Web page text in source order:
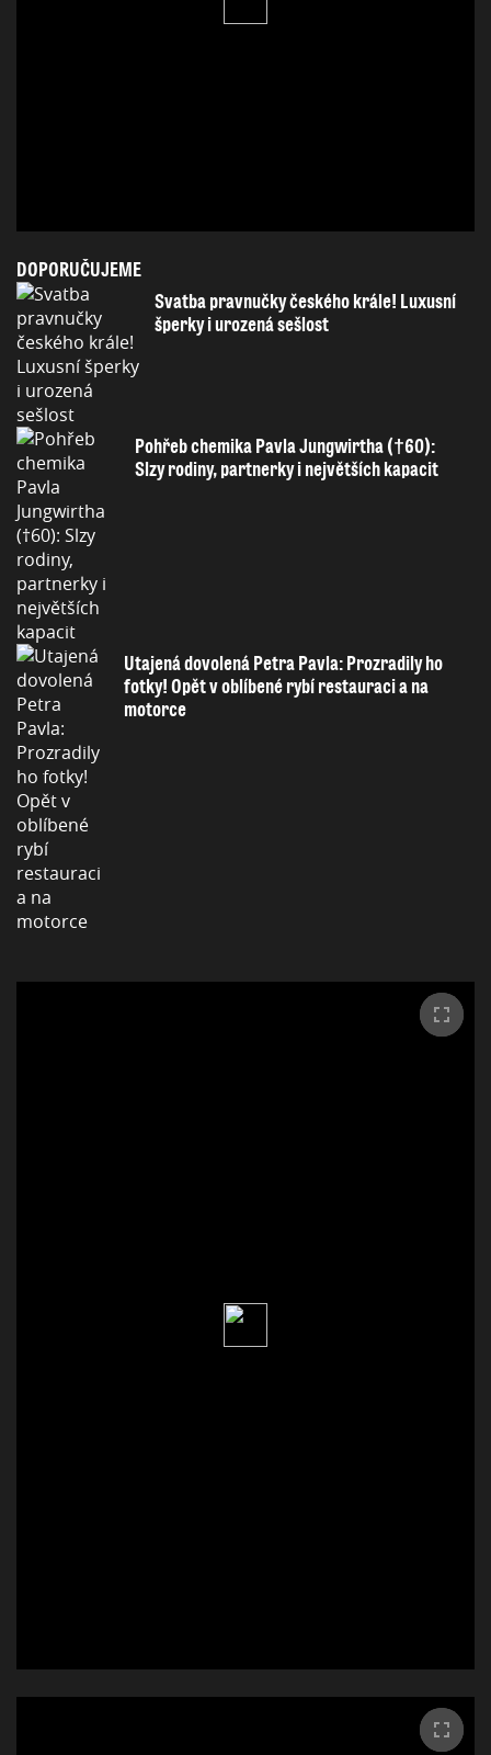
DOPORUČUJEME
Svatba pravnučky českého krále! Luxusní
šperky i urozená sešlost
Pohřeb chemika Pavla Jungwirtha (†60):
Slzy rodiny, partnerky i největších kapacit
Utajená dovolená Petra Pavla: Prozradily ho
fotky! Opět v oblíbené rybí restauraci a na
motorce